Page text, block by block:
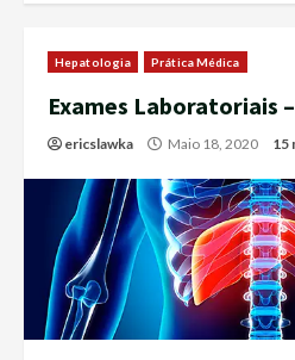
Hepatologia Prática Médica
Exames Laboratoriais
ericslawka Maio 18, 2020 15